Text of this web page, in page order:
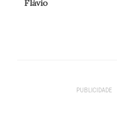
Flávio